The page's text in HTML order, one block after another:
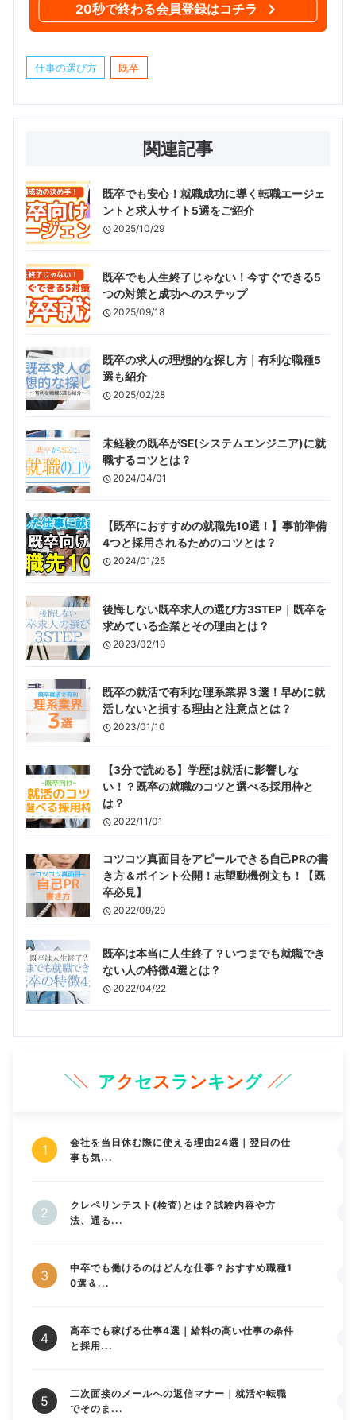
20秒で終わる会員登録はコチラ
仕事の選び方 既卒
関連記事
既卒でも安心！就職成功に導く転職エージェ
ントと求人サイト5選をご紹介
2025/10/29
既卒でも人生終了じゃない！今すぐできる5
つの対策と成功へのステップ
2025/09/18
既卒の求人の理想的な探し方｜有利な職種5
選も紹介
2025/02/28
未経験の既卒がSE(システムエンジニア)に就
職するコツとは？
2024/04/01
【既卒におすすめの就職先10選！】事前準備
4つと採用されるためのコツとは？
2024/01/25
後悔しない既卒求人の選び方3STEP｜既卒を
求めている企業とその理由とは？
2023/02/10
既卒の就活で有利な理系業界３選！早めに就
活しないと損する理由と注意点とは？
2023/01/10
【3分で読める】学歴は就活に影響しな
い！？既卒の就職のコツと選べる採用枠と
は？
2022/11/01
コツコツ真面目をアピールできる自己PRの書
き方＆ポイント公開！志望動機例文も！【既
卒必見】
2022/09/29
既卒は本当に人生終了？いつまでも就職でき
ない人の特徴4選とは？
2022/04/22
アクセスランキング
会社を当日休む際に使える理由24選｜翌日の仕
事も気...
クレペリンテスト(検査)とは？試験内容や方
法、通る...
中卒でも働けるのはどんな仕事？おすすめ職種1
0選＆...
高卒でも稼げる仕事4選｜給料の高い仕事の条件
と採用...
二次面接のメールへの返信マナー｜就活や転職
でそのま...